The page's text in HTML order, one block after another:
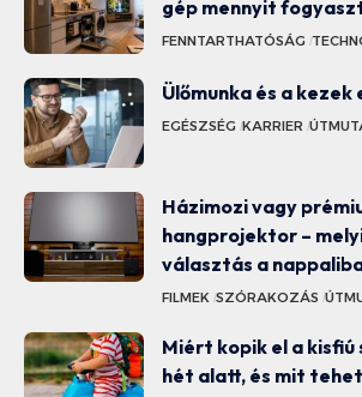
gép mennyit
FENNTARTHATÓSÁG
Ülőmunka és a kezek
EGÉSZSÉG KARRIER
Házimozi vagy
hangprojektor –
választás a
FILMEK SZÓRAKOZÁS
Miért kopik el a kisfiú
hét alatt, és mit